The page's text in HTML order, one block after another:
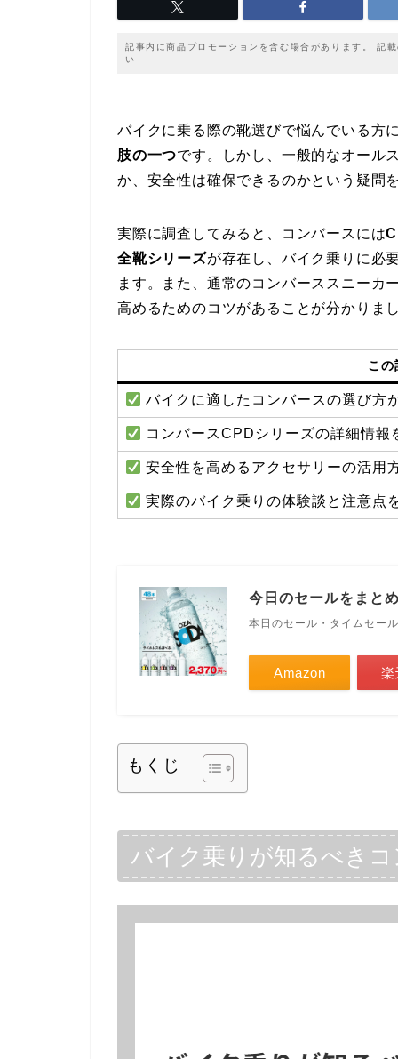
記事内に商品プロモーションを含む場合があります。 記
い
バイクに乗る際の靴選びで悩んでいる方
肢の一つです。しかし、一般的なオール
か、安全性は確保できるのかという疑問
実際に調査してみると、コンバースには
全靴シリーズが存在し、バイク乗りに必
ます。また、通常のコンバーススニーカ
高めるためのコツがあることが分かりま
この
バイクに適したコンバースの選び方
コンバースCPDシリーズの詳細情報
安全性を高めるアクセサリーの活用
実際のバイク乗りの体験談と注意点
今日のセールをまと
本日のセール・タイムセー
Amazon 楽
もくじ
バイク乗りが知るべき